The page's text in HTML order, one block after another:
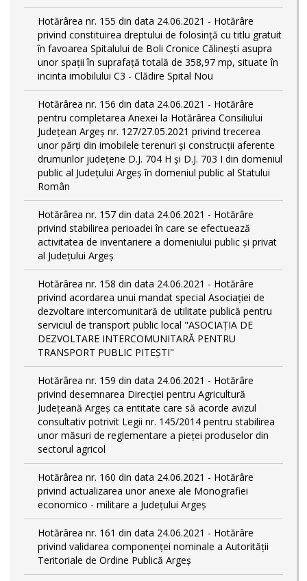
Hotărârea nr. 155 din data 24.06.2021 - Hotărâre
privind constituirea dreptului de folosință cu titlu gratuit
în favoarea Spitalului de Boli Cronice Călinești asupra
unor spații în suprafață totală de 358,97 mp, situate în
incinta imobilului C3 - Clădire Spital Nou
Hotărârea nr. 156 din data 24.06.2021 - Hotărâre
pentru completarea Anexei la Hotărârea Consiliului
Județean Argeș nr. 127/27.05.2021 privind trecerea
unor părţi din imobilele terenuri şi construcţii aferente
drumurilor județene D.J. 704 H și D.J. 703 I din domeniul
public al Judeţului Argeş în domeniul public al Statului
Român
Hotărârea nr. 157 din data 24.06.2021 - Hotărâre
privind stabilirea perioadei în care se efectuează
activitatea de inventariere a domeniului public şi privat
al Judeţului Argeş
Hotărârea nr. 158 din data 24.06.2021 - Hotărâre
privind acordarea unui mandat special Asociației de
dezvoltare intercomunitară de utilitate publică pentru
serviciul de transport public local "ASOCIAȚIA DE
DEZVOLTARE INTERCOMUNITARĂ PENTRU
TRANSPORT PUBLIC PITEȘTI"
Hotărârea nr. 159 din data 24.06.2021 - Hotărâre
privind desemnarea Direcției pentru Agricultură
Județeană Argeș ca entitate care să acorde avizul
consultativ potrivit Legii nr. 145/2014 pentru stabilirea
unor măsuri de reglementare a pieței produselor din
sectorul agricol
Hotărârea nr. 160 din data 24.06.2021 - Hotărâre
privind actualizarea unor anexe ale Monografiei
economico - militare a Județului Argeș
Hotărârea nr. 161 din data 24.06.2021 - Hotărâre
privind validarea componenței nominale a Autorității
Teritoriale de Ordine Publică Argeș